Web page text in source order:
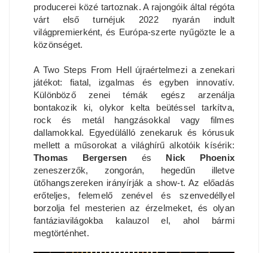
producerei közé tartoznak. A rajongóik által régóta
várt első turnéjuk 2022 nyarán indult
világpremierként, és Európa-szerte nyűgözte le a
közönséget.
A Two Steps From Hell újraértelmezi a zenekari
játékot: fiatal, izgalmas és egyben innovatív.
Különböző zenei témák egész arzenálja
bontakozik ki, olykor kelta beütéssel tarkítva,
rock és metál hangzásokkal vagy filmes
dallamokkal. Egyedülálló zenekaruk és kórusuk
mellett a műsorokat a világhírű alkotóik kísérik:
Thomas Bergersen és Nick Phoenix
zeneszerzők, zongorán, hegedűn illetve
ütőhangszereken irányírják a show-t. Az előadás
erőteljes, felemelő zenével és szenvedéllyel
borzolja fel mesterien az érzelmeket, és olyan
fantáziavilágokba kalauzol el, ahol bármi
megtörténhet.